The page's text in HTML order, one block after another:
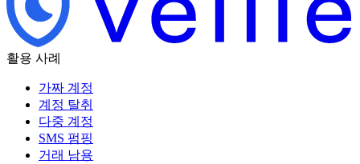
활용 사례
가짜 계정
계정 탈취
다중 계정
SMS 펌핑
거래 남용